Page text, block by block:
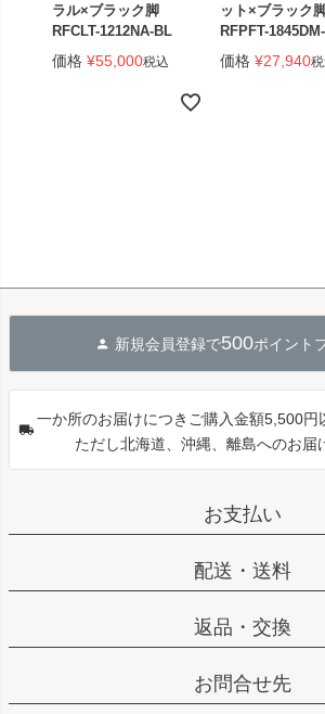
ラル×ブラック脚
RFCLT-1212NA-BL
価格 ¥55,000税込
ット×ブラック
RFPFT-
価格 ¥27,940
新規会員登録で500ポイント
一か所のお届けにつきご購入金額5,500円
ただし北海道、沖縄、離島へのお届
お支払い
配送・送料
返品・交換
お問合せ先